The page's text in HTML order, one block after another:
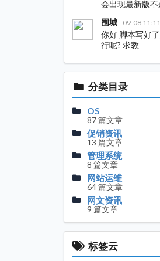
会出现最新版不
围城
09-08 11:11
你好 脚本写好
行呢? 求教
分类目录
OS
87 篇文章
促销资讯
13 篇文章
管理系统
8 篇文章
网站运维
64 篇文章
网文资讯
9 篇文章
标签云